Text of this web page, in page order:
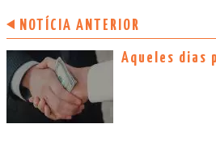
NOTÍCIA ANTERIOR
Aqueles dias